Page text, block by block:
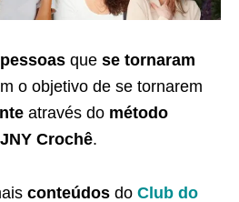
que se tornaram
o objetivo de se tornarem
através do método
Crochê.
conteúdos do Club do